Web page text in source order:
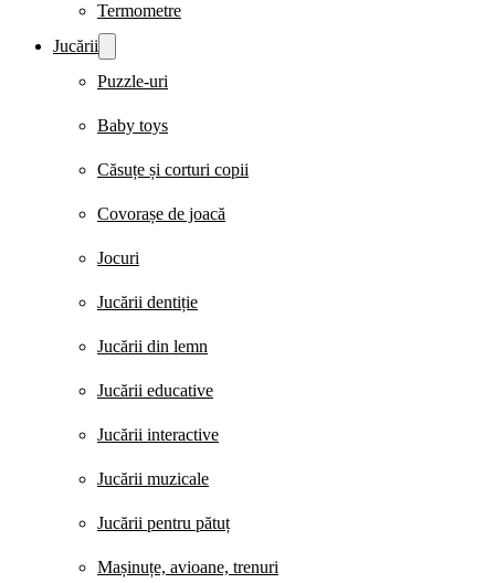
Termometre
Jucării
Puzzle-uri
Baby toys
Căsuțe și corturi copii
Covorașe de joacă
Jocuri
Jucării dentiție
Jucării din lemn
Jucării educative
Jucării interactive
Jucării muzicale
Jucării pentru pătuț
Mașinuțe, avioane, trenuri